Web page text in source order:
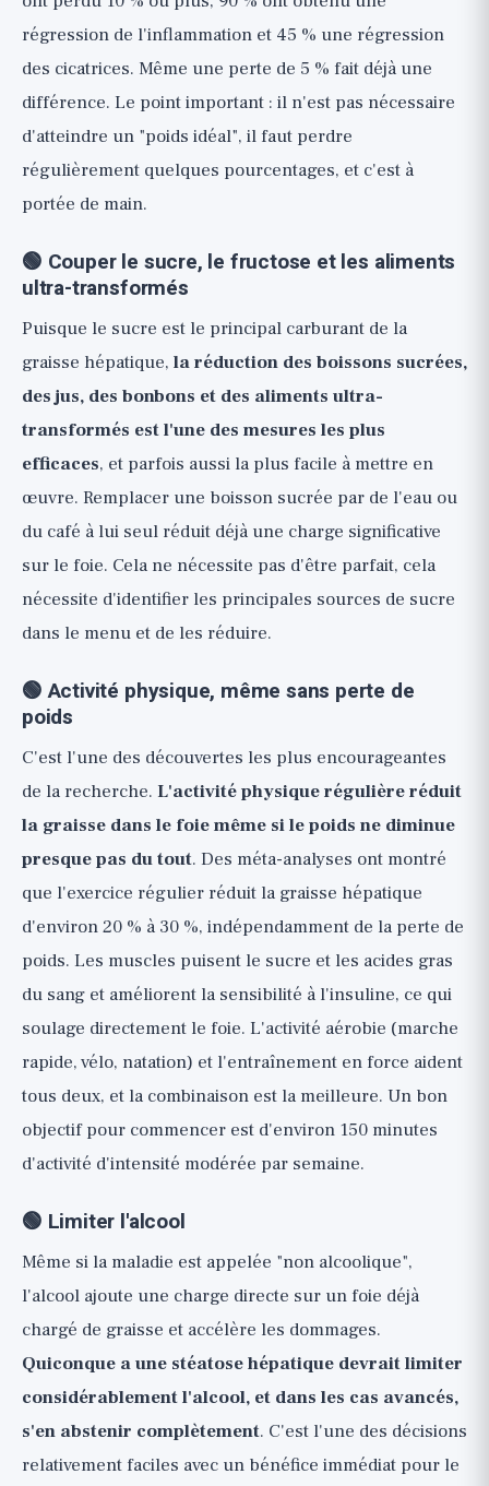
régression de l'inflammation et 45 % une régression
des cicatrices. Même une perte de 5 % fait déjà une
différence. Le point important : il n'est pas nécessaire
d'atteindre un "poids idéal", il faut perdre
régulièrement quelques pourcentages, et c'est à
portée de main.
🟢 Couper le sucre, le fructose et les aliments
ultra-transformés
Puisque le sucre est le principal carburant de la
graisse hépatique, la réduction des boissons sucrées,
des jus, des bonbons et des aliments ultra-
transformés est l'une des mesures les plus
efficaces, et parfois aussi la plus facile à mettre en
œuvre. Remplacer une boisson sucrée par de l'eau ou
du café à lui seul réduit déjà une charge significative
sur le foie. Cela ne nécessite pas d'être parfait, cela
nécessite d'identifier les principales sources de sucre
dans le menu et de les réduire.
🟢 Activité physique, même sans perte de
poids
C'est l'une des découvertes les plus encourageantes
de la recherche. L'activité physique régulière réduit
la graisse dans le foie même si le poids ne diminue
presque pas du tout. Des méta-analyses ont montré
que l'exercice régulier réduit la graisse hépatique
d'environ 20 % à 30 %, indépendamment de la perte de
poids. Les muscles puisent le sucre et les acides gras
du sang et améliorent la sensibilité à l'insuline, ce qui
soulage directement le foie. L'activité aérobie (marche
rapide, vélo, natation) et l'entraînement en force aident
tous deux, et la combinaison est la meilleure. Un bon
objectif pour commencer est d'environ 150 minutes
d'activité d'intensité modérée par semaine.
🟢 Limiter l'alcool
Même si la maladie est appelée "non alcoolique",
l'alcool ajoute une charge directe sur un foie déjà
chargé de graisse et accélère les dommages.
Quiconque a une stéatose hépatique devrait limiter
considérablement l'alcool, et dans les cas avancés,
s'en abstenir complètement. C'est l'une des décisions
relativement faciles avec un bénéfice immédiat pour le